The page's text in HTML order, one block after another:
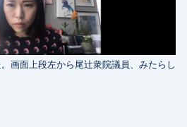
画面上段左から尾辻衆院議員、みたらし